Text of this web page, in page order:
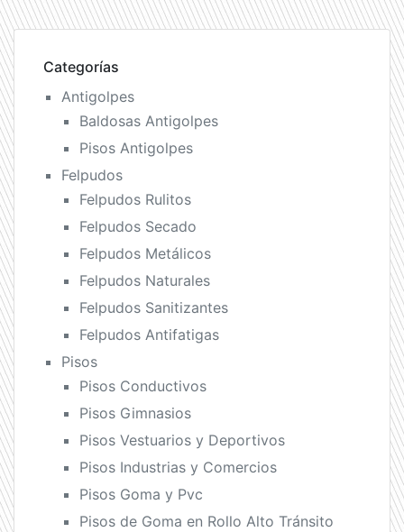
Categorías
Antigolpes
Baldosas Antigolpes
Pisos Antigolpes
Felpudos
Felpudos Rulitos
Felpudos Secado
Felpudos Metálicos
Felpudos Naturales
Felpudos Sanitizantes
Felpudos Antifatigas
Pisos
Pisos Conductivos
Pisos Gimnasios
Pisos Vestuarios y Deportivos
Pisos Industrias y Comercios
Pisos Goma y Pvc
Pisos de Goma en Rollo Alto Tránsito